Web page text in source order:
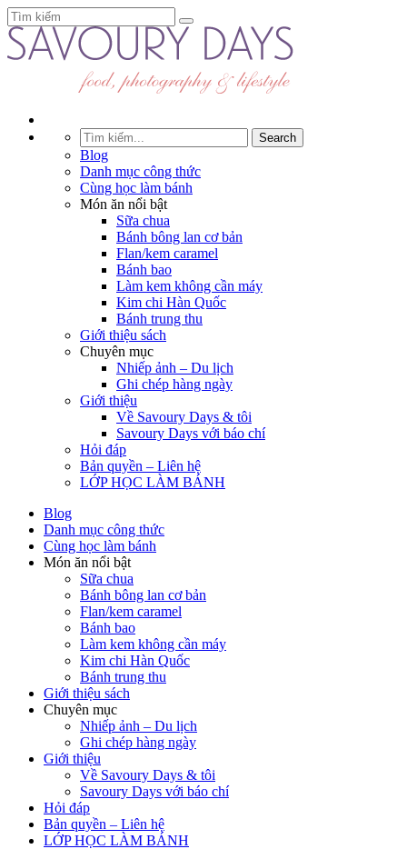
Blog
Danh mục công thức
Cùng học làm bánh
Món ăn nổi bật
Sữa chua
Bánh bông lan cơ bản
Flan/kem caramel
Bánh bao
Làm kem không cần máy
Kim chi Hàn Quốc
Bánh trung thu
Giới thiệu sách
Chuyên mục
Nhiếp ảnh – Du lịch
Ghi chép hàng ngày
Giới thiệu
Về Savoury Days & tôi
Savoury Days với báo chí
Hỏi đáp
Bản quyền – Liên hệ
LỚP HỌC LÀM BÁNH
Blog
Danh mục công thức
Cùng học làm bánh
Món ăn nổi bật
Sữa chua
Bánh bông lan cơ bản
Flan/kem caramel
Bánh bao
Làm kem không cần máy
Kim chi Hàn Quốc
Bánh trung thu
Giới thiệu sách
Chuyên mục
Nhiếp ảnh – Du lịch
Ghi chép hàng ngày
Giới thiệu
Về Savoury Days & tôi
Savoury Days với báo chí
Hỏi đáp
Bản quyền – Liên hệ
LỚP HỌC LÀM BÁNH